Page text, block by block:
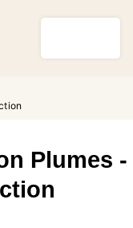
Plumes -